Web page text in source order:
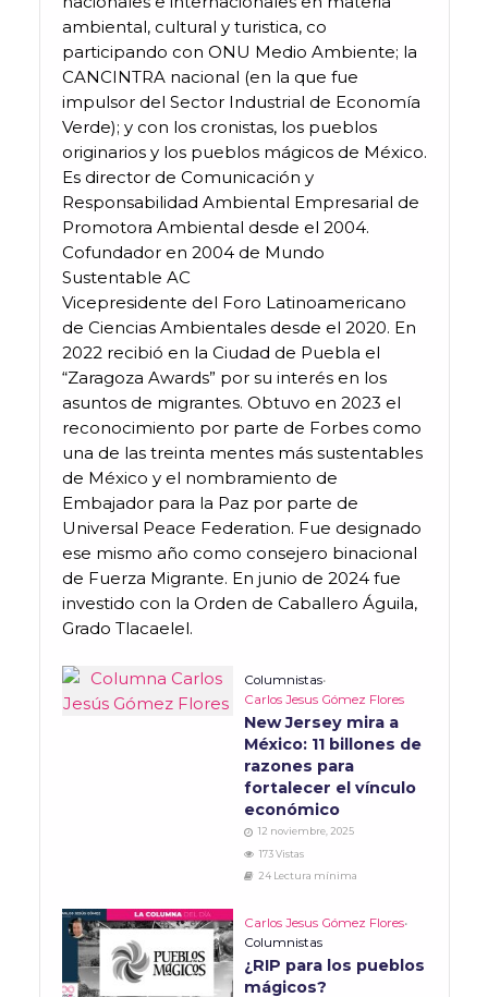
ambiental, cultural y turistica, co
participando con ONU Medio Ambiente; la
CANCINTRA nacional (en la que fue
impulsor del Sector Industrial de Economía
Verde); y con los cronistas, los pueblos
originarios y los pueblos mágicos de México.
Es director de Comunicación y
Responsabilidad Ambiental Empresarial de
Promotora Ambiental desde el 2004.
Cofundador en 2004 de Mundo
Sustentable AC
Vicepresidente del Foro Latinoamericano
de Ciencias Ambientales desde el 2020. En
2022 recibió en la Ciudad de Puebla el
“Zaragoza Awards” por su interés en los
asuntos de migrantes. Obtuvo en 2023 el
reconocimiento por parte de Forbes como
una de las treinta mentes más sustentables
de México y el nombramiento de
Embajador para la Paz por parte de
Universal Peace Federation. Fue designado
ese mismo año como consejero binacional
de Fuerza Migrante. En junio de 2024 fue
investido con la Orden de Caballero Águila,
Grado Tlacaelel.
Columnistas•
Carlos Jesus Gómez Flores
New Jersey mira a
México: 11 billones de
razones para
fortalecer el vínculo
económico
12 noviembre, 2025
173 Vistas
24 Lectura mínima
Carlos Jesus Gómez Flores•
Columnistas
¿RIP para los pueblos
mágicos?